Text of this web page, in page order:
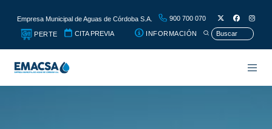
Empresa Municipal de Aguas de Córdoba S.A. 900 700 070
PERTE CITA PREVIA INFORMACIÓN